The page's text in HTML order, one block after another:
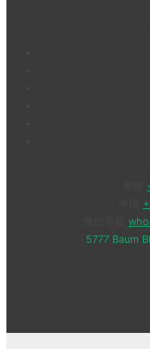
5777 Baum